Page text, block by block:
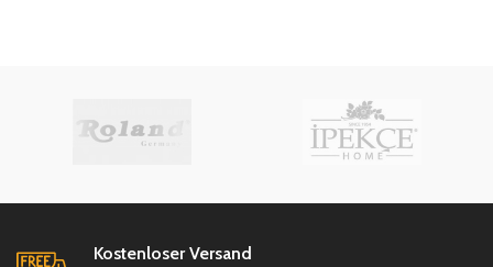
transparentes Glas (
Farbe: Klar / Transparent
Paketinhalt (paket içeriği)
(adet)
Kostenloser Versand